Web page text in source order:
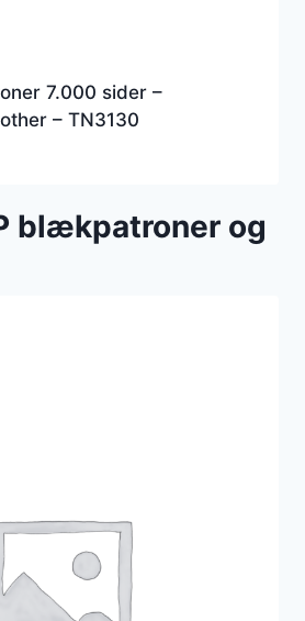
7.000 sider –
– TN3130
blækpatroner og